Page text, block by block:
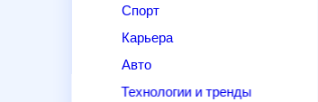
Спорт
Карьера
Авто
Технологии и тренды